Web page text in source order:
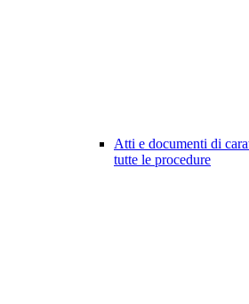
Atti e documenti di
tutte le procedure